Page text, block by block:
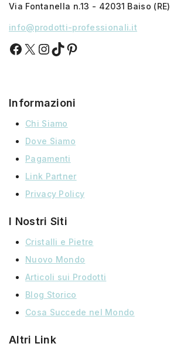
Via Fontanella n.13 - 42031 Baiso (RE)
info@prodotti-professionali.it
Informazioni
Chi Siamo
Dove Siamo
Pagamenti
Link Partner
Privacy Policy
I Nostri Siti
Cristalli e Pietre
Nuovo Mondo
Articoli sui Prodotti
Blog Storico
Cosa Succede nel Mondo
Altri Link